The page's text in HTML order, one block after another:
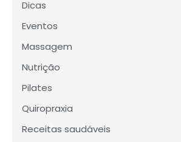
Dicas
Eventos
Massagem
Nutrição
Pilates
Quiropraxia
Receitas saudáveis